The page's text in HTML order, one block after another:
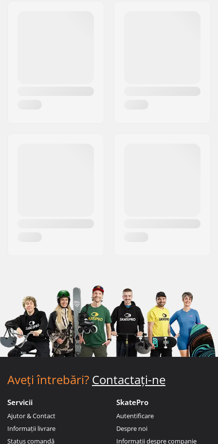
Aveți întrebări? Contactați-ne
Servicii
Ajutor & Contact
Informații livrare
Status comandă
SkatePro
Autentificare
Despre noi
Informații despre companie